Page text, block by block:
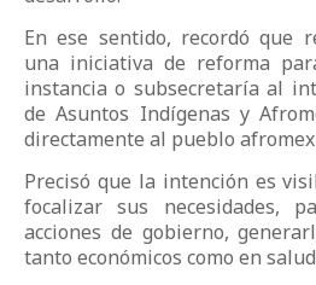
En ese sentido, recordó que
una iniciativa de reforma
instancia o subsecretaría al
de Asuntos Indígenas y
directamente al pueblo
Precisó que la intención es
focalizar sus necesidades,
acciones de gobierno,
tanto económicos como en